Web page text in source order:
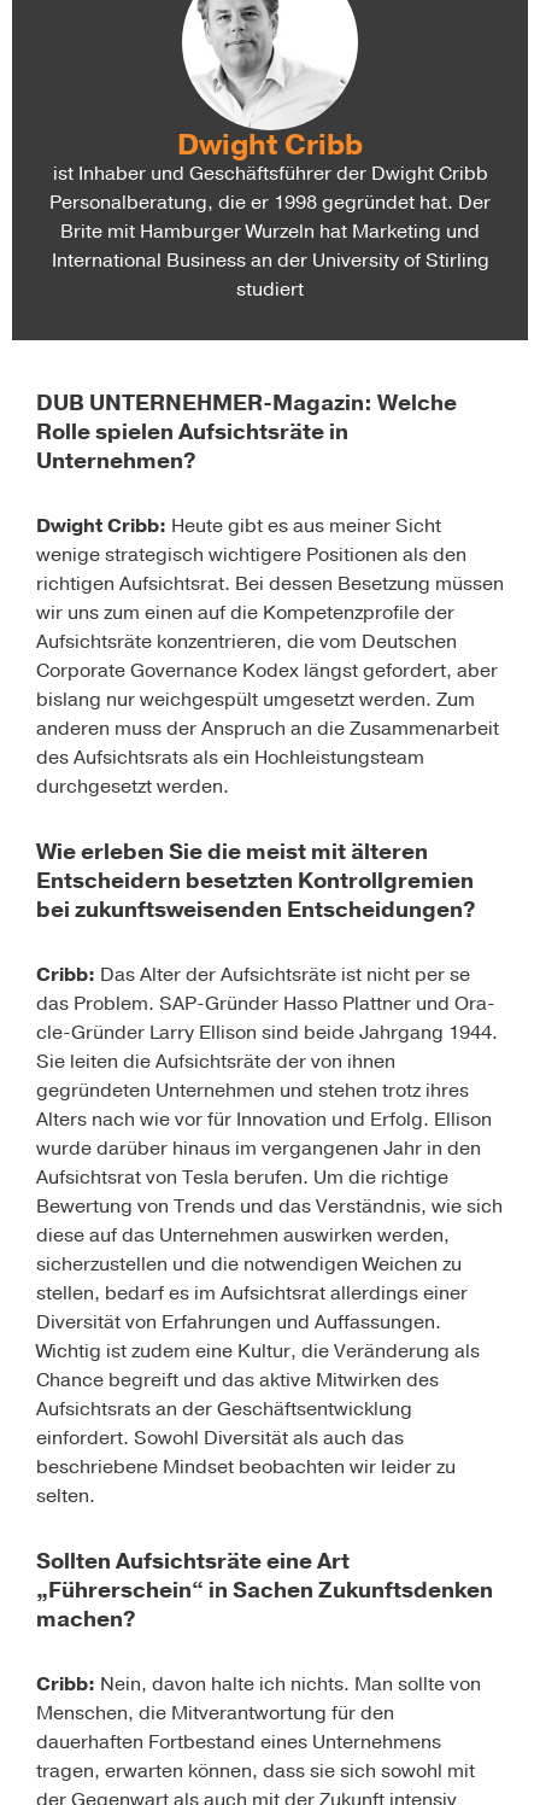
Dwight Cribb
ist Inhaber und Geschäftsführer der Dwight Cribb
Personalberatung, die er 1998 gegründet hat. Der
Brite mit Hamburger Wurzeln hat Marketing und
International Business an der University of Stirling
studiert
DUB UNTERNEHMER-Magazin: Welche
Rolle spielen Aufsichtsräte in
Unternehmen?
Dwight Cribb: Heute gibt es aus meiner Sicht
wenige strategisch wichtigere Positionen als den
richtigen Aufsichtsrat. Bei dessen Besetzung müssen
wir uns zum einen auf die Kompetenzprofile der
Aufsichtsräte konzentrieren, die vom Deutschen
Corporate Governance Kodex längst gefordert, aber
bislang nur weichgespült umgesetzt werden. Zum
anderen muss der Anspruch an die Zusammenarbeit
des Aufsichtsrats als ein Hochleistungsteam
durchgesetzt werden.
Wie erleben Sie die meist mit älteren
Entscheidern besetzten Kontrollgremien
bei zukunftsweisenden Entscheidungen?
Cribb: Das Alter der Aufsichtsräte ist nicht per se
das Problem. SAP-Gründer Hasso Plattner und Ora­
cle-­­Gründer Larry Ellison sind beide Jahrgang 1944.
Sie leiten die Aufsichtsräte der von ihnen
gegründeten Unternehmen und stehen trotz ihres
Alters nach wie vor für Innovation und Erfolg. Ellison
wurde darüber hinaus im vergangenen Jahr in den
Aufsichtsrat von Tesla berufen. Um die richtige
Bewertung von Trends und das Verständnis, wie sich
diese auf das Unter­nehmen auswirken werden,
sicherzustellen und die notwendigen Weichen zu
stellen, bedarf es im Aufsichtsrat allerdings einer
Diversität von Erfahrungen und Auffassungen.
Wichtig ist zudem eine Kultur, die Veränderung als
Chance begreift und das aktive Mitwirken des
Aufsichtsrats an der Geschäftsentwicklung
einfordert. Sowohl Diversität als auch das
beschriebene Mindset beobachten wir leider zu
selten.
Sollten Aufsichtsräte eine Art
„Führerschein“ in Sachen Zukunftsdenken
machen?
Cribb: Nein, davon halte ich nichts. Man sollte von
Menschen, die Mitverantwortung für den
dauerhaften Fortbestand eines Unternehmens
tragen, erwarten können, dass sie sich sowohl mit